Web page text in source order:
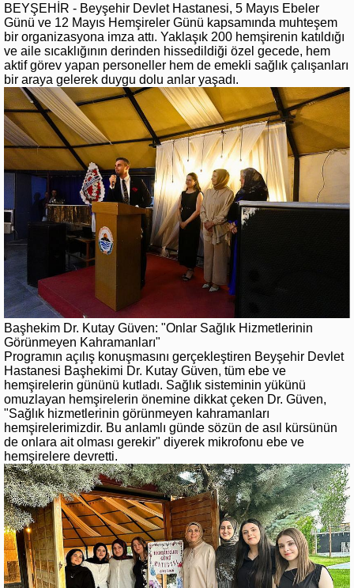
BEYŞEHİR - Beyşehir Devlet Hastanesi, 5 Mayıs Ebeler
Günü ve 12 Mayıs Hemşireler Günü kapsamında muhteşem
bir organizasyona imza attı. Yaklaşık 200 hemşirenin katıldığı
ve aile sıcaklığının derinden hissedildiği özel gecede, hem
aktif görev yapan personeller hem de emekli sağlık çalışanları
bir araya gelerek duygu dolu anlar yaşadı.
Başhekim Dr. Kutay Güven: "Onlar Sağlık Hizmetlerinin
Görünmeyen Kahramanları"
Programın açılış konuşmasını gerçekleştiren Beyşehir Devlet
Hastanesi Başhekimi Dr. Kutay Güven, tüm ebe ve
hemşirelerin gününü kutladı. Sağlık sisteminin yükünü
omuzlayan hemşirelerin önemine dikkat çeken Dr. Güven,
"Sağlık hizmetlerinin görünmeyen kahramanları
hemşirelerimizdir. Bu anlamlı günde sözün de asıl kürsünün
de onlara ait olması gerekir" diyerek mikrofonu ebe ve
hemşirelere devretti.